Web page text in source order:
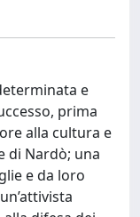
e
prima
alla cultura e
di Nardò; una
e da loro